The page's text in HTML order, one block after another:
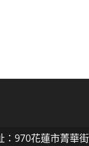
：970花蓮市菁華